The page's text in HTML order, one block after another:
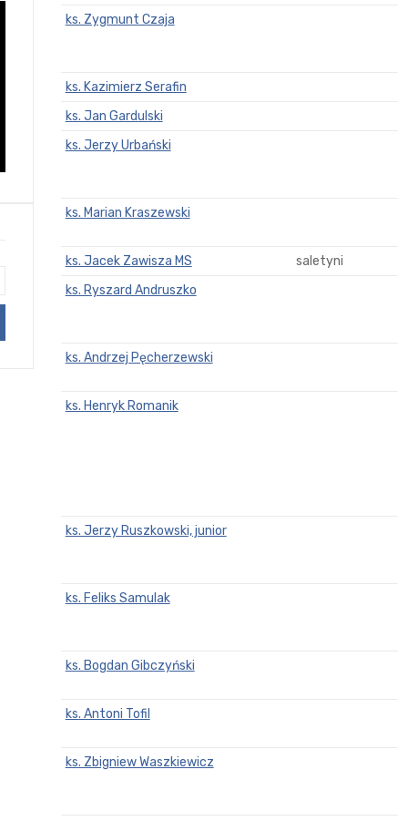
ks. Zygmunt Czaja
ks. Kazimierz Serafin
ks. Jan Gardulski
ks. Jerzy Urbański
ks. Marian Kraszewski
ks. Jacek Zawisza MS
saletyni
ks. Ryszard Andruszko
ks. Andrzej Pęcherzewski
ks. Henryk Romanik
ks. Jerzy Ruszkowski, junior
ks. Feliks Samulak
ks. Bogdan Gibczyński
ks. Antoni Tofil
ks. Zbigniew Waszkiewicz